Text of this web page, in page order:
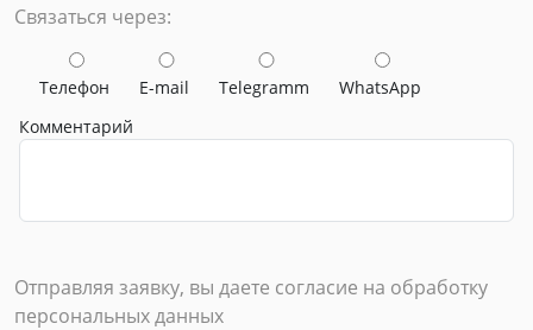
Связаться через:
Телефон E-mail Telegramm
WhatsApp
Комментарий
Отправляя заявку, вы даете согласие на обработку
персональных данных